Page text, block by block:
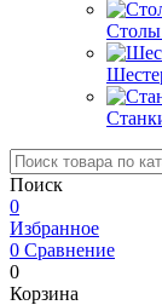
Поиск
0
Избранное
0 Сравнение
0
Корзина